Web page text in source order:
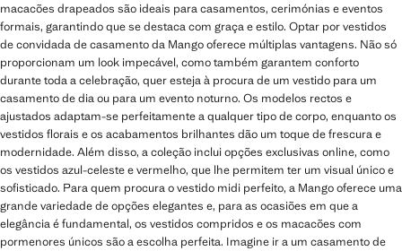
macacões drapeados são ideais para casamentos, cerimónias e eventos
formais, garantindo que se destaca com graça e estilo. Optar por vestidos
de convidada de casamento da Mango oferece múltiplas vantagens. Não só
proporcionam um look impecável, como também garantem conforto
durante toda a celebração, quer esteja à procura de um vestido para um
casamento de dia ou para um evento noturno. Os modelos rectos e
ajustados adaptam-se perfeitamente a qualquer tipo de corpo, enquanto os
vestidos florais e os acabamentos brilhantes dão um toque de frescura e
modernidade. Além disso, a coleção inclui opções exclusivas online, como
os vestidos azul-celeste e vermelho, que lhe permitem ter um visual único e
sofisticado. Para quem procura o vestido midi perfeito, a Mango oferece uma
grande variedade de opções elegantes e, para as ocasiões em que a
elegância é fundamental, os vestidos compridos e os macacões com
pormenores únicos são a escolha perfeita. Imagine ir a um casamento de